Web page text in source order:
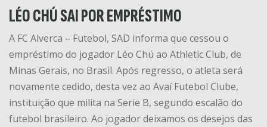
LÉO CHÚ SAI POR EMPRÉSTIMO
A FC Alverca – Futebol, SAD informa que cessou o
empréstimo do jogador Léo Chú ao Athletic Club, de
Minas Gerais, no Brasil. Após regresso, o atleta será
novamente cedido, desta vez ao Avaí Futebol Clube,
instituição que milita na Serie B, segundo escalão do
futebol brasileiro. Ao jogador deixamos os desejos das